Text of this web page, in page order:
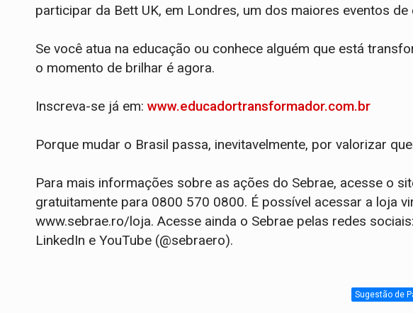
participar da Bett UK, em Londres, um dos maiores eventos
Se você atua na educação ou conhece alguém que está
o momento de brilhar é agora.
Inscreva-se já em: www.educadortransformador.com.br
Porque mudar o Brasil passa, inevitavelmente, por valorizar
Para mais informações sobre as ações do Sebrae, acesse o
gratuitamente para 0800 570 0800. É possível acessar a loja
www.sebrae.ro/loja. Acesse ainda o Sebrae pelas redes
LinkedIn e YouTube (@sebraero).
Sugestão de